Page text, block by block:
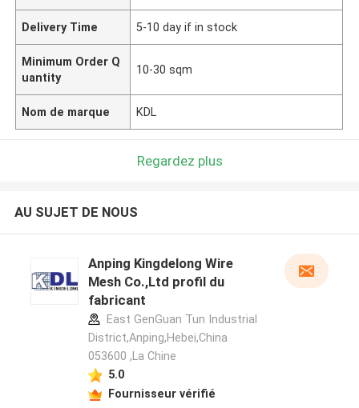
Delivery Time 5-10 day if in stock
Minimum Order Q
uantity
10-30 sqm
Nom de marque KDL
Regardez plus
AU SUJET DE NOUS
Anping Kingdelong Wire
Mesh Co.,Ltd profil du
fabricant
East GenGuan Tun Industrial
District,Anping,Hebei,China
053600 ,La Chine
5.0
Fournisseur vérifié